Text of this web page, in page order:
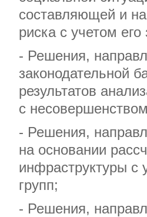
составляющей и
риска с учетом
- Решения,
законодательной
результатов
с
- Решения,
на основании
инфраструктуры с
групп;
- Решения,